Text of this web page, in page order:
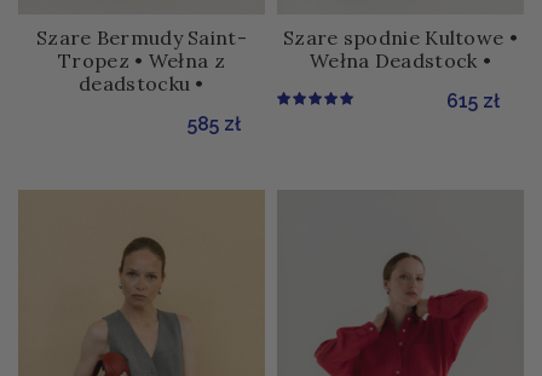
Szare Bermudy Saint-
Tropez • Wełna z
deadstocku •
585 zł
Szare spodnie Kultowe •
Wełna Deadstock •
615 zł